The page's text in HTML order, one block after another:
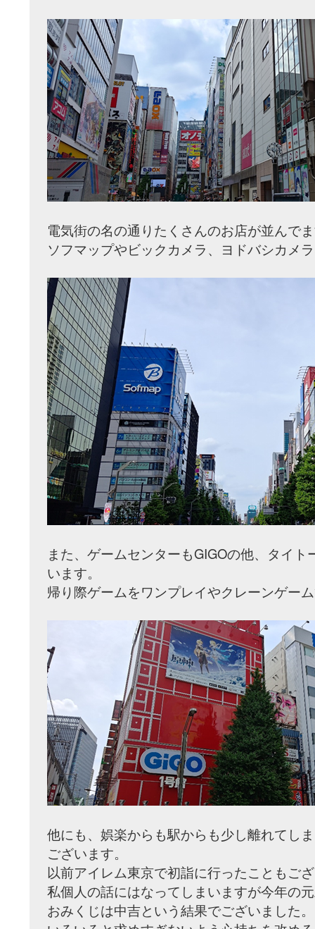
電気街の名の通りたくさんのお店が並んで
ソフマップやビックカメラ、ヨドバシカメ
また、ゲームセンターもGIGOの他、タイ
います。
帰り際ゲームをワンプレイやクレーンゲー
他にも、娯楽からも駅からも少し離れてし
ございます。
以前アイレム東京で初詣に行ったこともご
私個人の話にはなってしまいますが今年の
おみくじは中吉という結果でございました。